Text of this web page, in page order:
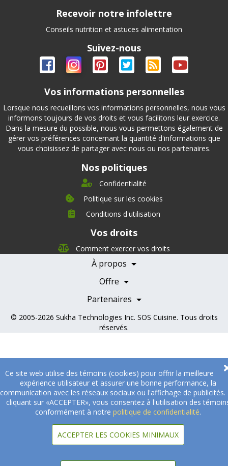
Ce site web utilise des témoins (cookies) pour offrir la meilleure
expérience utilisateur et assurer une bonne performance, la
communication avec les réseaux sociaux ou l'affichage de publicités.
cliquant sur «ACCEPTER», vous consentez à l'utilisation des
conformément à notre politique de confidentialité.
ACCEPTER LES COOKIES MINIMAUX
Recevoir notre infolettre
Conseils nutrition et astuces alimentation
Suivez-nous
Vos informations personnelles
Lorsque nous recueillons vos informations personnelles, nous vous
informons toujours de vos droits et vous facilitons leur exercice.
Dans la mesure du possible, nous vous permettons également de
gérer vos préférences concernant la quantité d'informations que
vous choisissez de partager avec nous ou nos partenaires.
Nos politiques
Confidentialité
Politique sur les cookies
Conditions d'utilisation
Vos droits
Comment exercer vos droits
À propos
Direction
Nutrition
Offre
Témoignages
Partenaires
Nos partenaires
Devenir Partenaire
Professionnels de la santé
© 2005-2026 Sukha Technologies Inc. SOS Cuisine. Tous droits
réservés.